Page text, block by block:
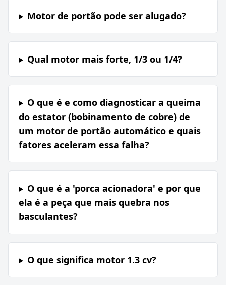
Motor de portão pode ser alugado?
Qual motor mais forte, 1/3 ou 1/4?
O que é e como diagnosticar a queima
do estator (bobinamento de cobre) de
um motor de portão automático e quais
fatores aceleram essa falha?
O que é a 'porca acionadora' e por que
ela é a peça que mais quebra nos
basculantes?
O que significa motor 1.3 cv?